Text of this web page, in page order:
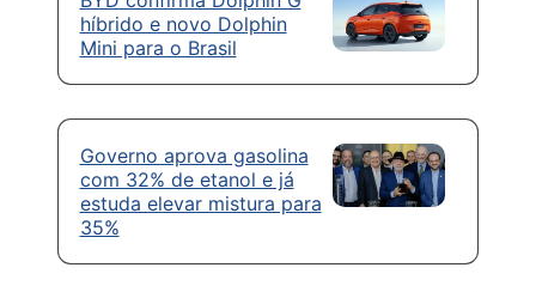
híbrido e novo Dolphin
Mini para o Brasil
Governo aprova gasolina
com 32% de etanol e já
estuda elevar mistura para
35%